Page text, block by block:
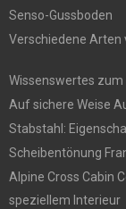
Senso-Gussboden
Verschiedene Arten
Wissenswertes
Auf sichere Weise
Stabstahl:
Scheibentönung
Alpine Cross Cabin
speziellem Interieur